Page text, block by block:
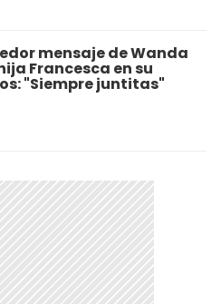
mensaje de Wanda
Francesca en su
"Siempre juntitas"